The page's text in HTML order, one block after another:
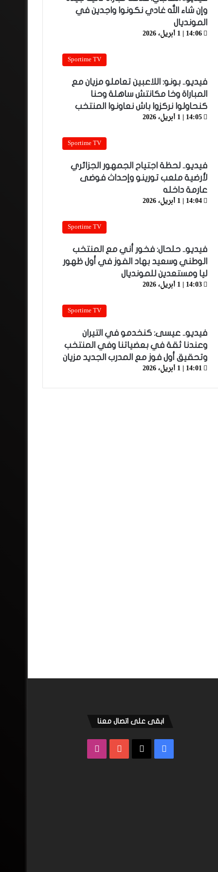
وإن شاء الله غادي نكونوا واجدين في
المونديال
14:06 | 1 أبريل، 2026
Sportime TV
فيديو.. بونو: اللاعبين تعاملو مزيان مع
المباراة وخا مكانتش ساهلة وحنا
كنحاولوا نركزوا باش نعاونوا المنتخب
14:05 | 1 أبريل، 2026
Sportime TV
فيديو.. لحظة اجتياح الجمهور الجزائري
لأرضية ملعب تورينو وإحداث فوضى
عارمة داخله
14:04 | 1 أبريل، 2026
Sportime TV
فيديو.. حلحال: فخور أني مع المنتخب
الوطني وسعيد بهاد الفوز في أول ظهور
ليا ومستعدين للمونديال
14:03 | 1 أبريل، 2026
Sportime TV
فيديو.. عيسى: كنخدمو في التيران
وعندنا ثقة في بعضياتنا وفي المنتخب
وتحقيق أول فوز مع المدرب الجديد مزيان
14:01 | 1 أبريل، 2026
ابقى على اتصال معنا
فيسبوك ‫YouTube